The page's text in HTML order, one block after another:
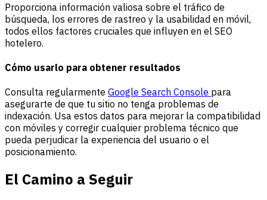
Proporciona información valiosa sobre el tráfico de
búsqueda, los errores de rastreo y la usabilidad en móvil,
todos ellos factores cruciales que influyen en el SEO
hotelero.
Cómo usarlo para obtener resultados
Consulta regularmente Google Search Console para
asegurarte de que tu sitio no tenga problemas de
indexación. Usa estos datos para mejorar la compatibilidad
con móviles y corregir cualquier problema técnico que
pueda perjudicar la experiencia del usuario o el
posicionamiento.
El Camino a Seguir